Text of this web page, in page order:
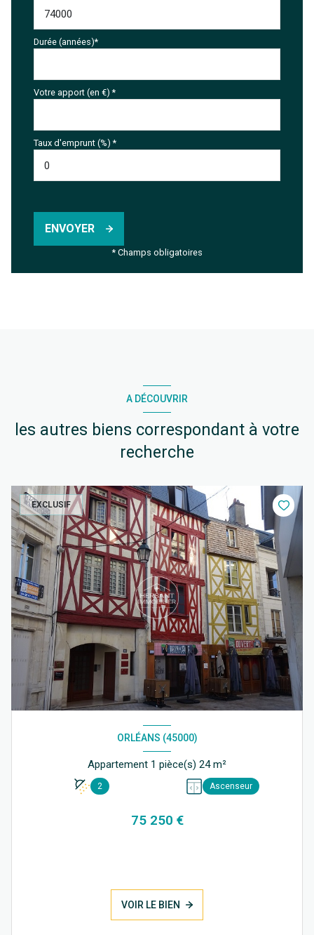
Durée (années)*
Votre apport (en €) *
Taux d'emprunt (%) *
ENVOYER
* Champs obligatoires
A DÉCOUVRIR
les autres biens correspondant à votre
recherche
EXCLUSIF
ORLÉANS (45000)
Appartement 1 pièce(s) 24 m²
2 Ascenseur
75 250 €
VOIR LE BIEN